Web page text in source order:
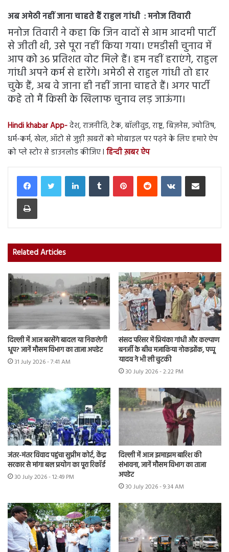
अब अमेठी नहीं जाना चाहते हैं राहुल गांधी : मनोज तिवारी
मनोज तिवारी ने कहा कि जिन वादों से आम आदमी पार्टी
से जीती थी, उसे पूरा नहीं किया गया। एमडीसी चुनाव में
आप को 36 प्रतिशत वोट मिले हैं। हम नहीं हराएंगे, राहुल
गांधी अपने कर्म से हारेंगे। अमेठी से राहुल गांधी तो हार
चुके हैं, अब वे जाना ही नहीं जाना चाहते हैं। अगर पार्टी
कहे तो मैं किसी के खिलाफ चुनाव लड़ जाऊंगा।
Hindi khabar App-देश, राजनीति, टेक, बॉलीवुड, राष्ट्र, बिज़नेस, ज्योतिष,
धर्म-कर्म, खेल, ऑटो से जुड़ी ख़बरों को मोबाइल पर पढ़ने के लिए हमारे ऐप
को प्ले स्टोर से डाउनलोड कीजिए l हिन्दी ख़बर ऐप
LinkedInTumblr PinterestReddit VKontakteShare via Email
Print
Related Articles
दिल्ली में आज बरसेंगे बादल या निकलेगी
धूप? जानें मौसम विभाग का ताजा अपडेट
31 July 2026 - 7:41 AM
संसद परिसर में प्रियंका गांधी और कल्याण
बनर्जी के बीच मजाकिया नोकझोंक, पप्पू
यादव ने भी ली चुटकी
30 July 2026 - 2:22 PM
जंतर-मंतर विवाद पहुंचा सुप्रीम कोर्ट, केंद्र
सरकार से मांगा बल प्रयोग का पूरा रिकॉर्ड
30 July 2026 - 12:49 PM
दिल्ली में आज झमाझम बारिश की
संभावना, जानें मौसम विभाग का ताजा
अपडेट
30 July 2026 - 9:34 AM